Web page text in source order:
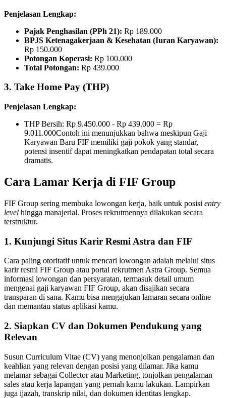
Penjelasan Lengkap:
Pajak Penghasilan (PPh 21): Rp 189.000
BPJS Ketenagakerjaan & Kesehatan (Iuran Karyawan):
Rp 150.000
Potongan Koperasi: Rp 100.000
Total Potongan: Rp 439.000
3. Take Home Pay (THP)
Penjelasan Lengkap:
THP Bersih: Rp 9.450.000 - Rp 439.000 = Rp
9.011.000Contoh ini menunjukkan bahwa meskipun Gaji
Karyawan Baru FIF memiliki gaji pokok yang standar,
potensi insentif dapat meningkatkan pendapatan total secara
dramatis.
Cara Lamar Kerja di FIF Group
FIF Group sering membuka lowongan kerja, baik untuk posisi entry
level hingga manajerial. Proses rekrutmennya dilakukan secara
terstruktur.
1. Kunjungi Situs Karir Resmi Astra dan FIF
Cara paling otoritatif untuk mencari lowongan adalah melalui situs
karir resmi FIF Group atau portal rekrutmen Astra Group. Semua
informasi lowongan dan persyaratan, termasuk detail umum
mengenai gaji karyawan FIF Group, akan disajikan secara
transparan di sana. Kamu bisa mengajukan lamaran secara online
dan memantau status aplikasi kamu.
2. Siapkan CV dan Dokumen Pendukung yang
Relevan
Susun Curriculum Vitae (CV) yang menonjolkan pengalaman dan
keahlian yang relevan dengan posisi yang dilamar. Jika kamu
melamar sebagai Collector atau Marketing, tonjolkan pengalaman
sales atau kerja lapangan yang pernah kamu lakukan. Lampirkan
juga ijazah, transkrip nilai, dan dokumen identitas lengkap.